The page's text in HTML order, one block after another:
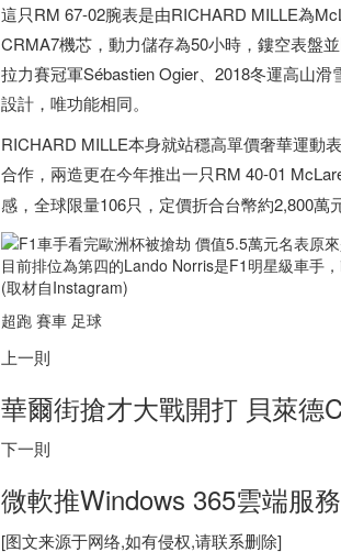
這只RM 67-02腕表是由RICHARD MILLE為
CRMA7機芯，動力儲存為50小時，鏤空表盤
拉力賽冠軍Sébastien Ogier、2018冬運高山
設計，唯功能相同。
RICHARD MILLE本身就站穩高單價奢華運動
合作，兩造更在今年推出一只RM 40-01
感，全球限量106只，定價折合台幣約2,800萬
目前排位為第四的Lando Norris是F1明星級車手
(取材自Instagram)
超跑 賽車 足球
上一則
華爾街搶才大戰開打 貝萊德
下一則
微軟推Windows 365雲端服
[图文来源于网络,如有侵权,请联系删除]